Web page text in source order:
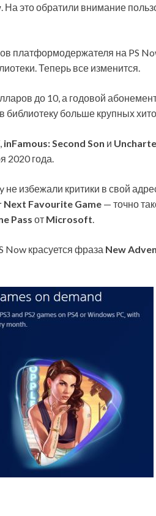
. На это обратили внимание
платформодержателя на PS
Теперь все изменится.
до 10, а годовой
библиотеку больше крупных
inFamous: Second Son и
2020 года.
избежали критики в свой
Next Favourite Game — точно
Pass от Microsoft
Now красуется фраза New